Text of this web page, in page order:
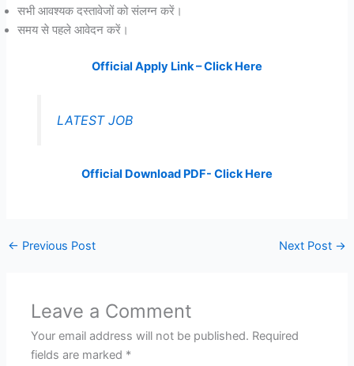
सभी आवश्यक दस्तावेजों को संलग्न करें।
समय से पहले आवेदन करें।
Official Apply Link – Click Here
LATEST JOB
Official Download PDF- Click Here
← Previous Post Next Post →
Leave a Comment
Your email address will not be published. Required
fields are marked *